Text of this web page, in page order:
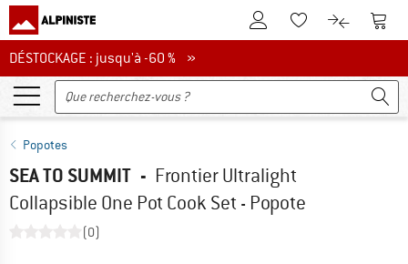
Vers le compte client
Vers la liste
Vers le
DÉSTOCKAGE : jusqu'à -60 %
DÉSTOCKAGE : jusqu'à -60 % »
Popotes
SEA TO SUMMIT - Frontier Ultralight
Collapsible One Pot Cook Set - Popote
(0)